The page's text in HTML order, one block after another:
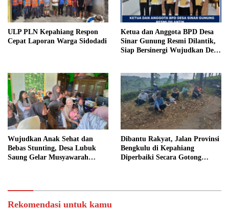
ULP PLN Kepahiang Respon
Cepat Laporan Warga Sidodadi
Ketua dan Anggota BPD Desa
Sinar Gunung Resmi Dilantik,
Siap Bersinergi Wujudkan Desa
Wujudkan Anak Sehat dan
Bebas Stunting, Desa Lubuk
Saung Gelar Musyawarah
Dibantu Rakyat, Jalan Provinsi
Bengkulu di Kepahiang
Diperbaiki Secara Gotong
Rekomendasi untuk kamu